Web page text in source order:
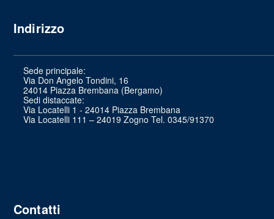
Indirizzo
Sede principale:
Via Don Angelo Tondini, 16
24014 Piazza Brembana (Bergamo)
Sedi distaccate:
Via Locatelli 1 - 24014 Piazza Brembana
Via Locatelli 111 – 24019 Zogno Tel. 0345/91370
Contatti